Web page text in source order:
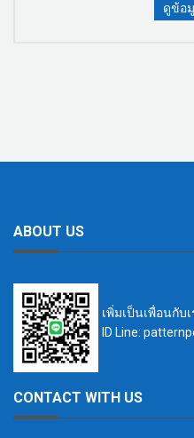
ดูข้อ
ABOUT US
เพิ่มเป็นเพื่อนกับเ
ID Line:
CONTACT WITH US